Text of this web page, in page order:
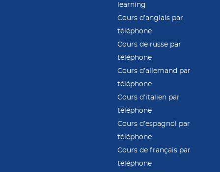
learning
Cours d’anglais par
téléphone
Cours de russe par
téléphone
Cours d’allemand par
téléphone
Cours d’italien par
téléphone
Cours d’espagnol par
téléphone
Cours de français par
téléphone